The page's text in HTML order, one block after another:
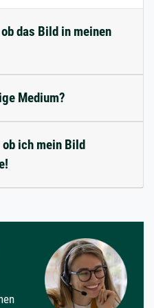
das Bild in meinen
Medium?
ich mein Bild